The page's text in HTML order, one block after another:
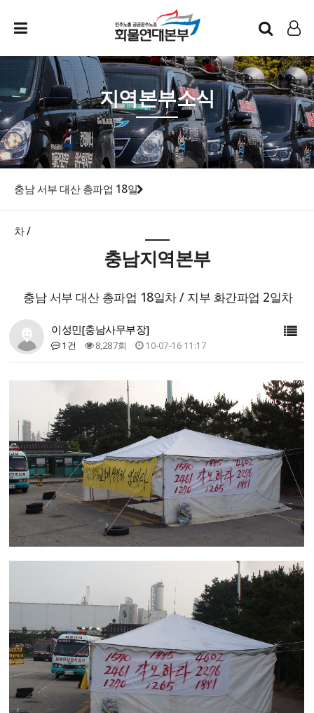
인트라넷
LOG IN
지역본부소식
충남 서부 대산 총파업 18일
차 /
충남지역본부
충남 서부 대산 총파업 18일차 / 지부 화간파업 2일차
이성민[충남사무부장]
1건 8,287회 10-07-16 11:17